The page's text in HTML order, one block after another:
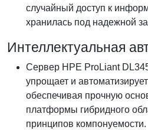
случайный доступ к
хранилась под надежной
Интеллектуальная
Сервер HPE ProLiant
упрощает и
обеспечивая прочную
платформы гибридного
принципов компонуемости.